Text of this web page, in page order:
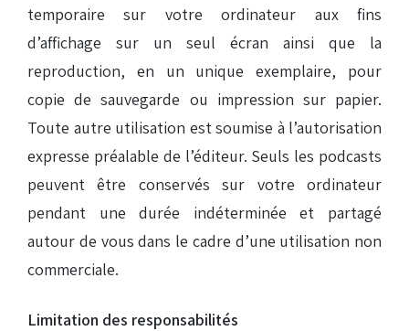
temporaire sur votre ordinateur aux fins
d’affichage sur un seul écran ainsi que la
reproduction, en un unique exemplaire, pour
copie de sauvegarde ou impression sur papier.
Toute autre utilisation est soumise à l’autorisation
expresse préalable de l’éditeur. Seuls les podcasts
peuvent être conservés sur votre ordinateur
pendant une durée indéterminée et partagé
autour de vous dans le cadre d’une utilisation non
commerciale.
Limitation des responsabilités